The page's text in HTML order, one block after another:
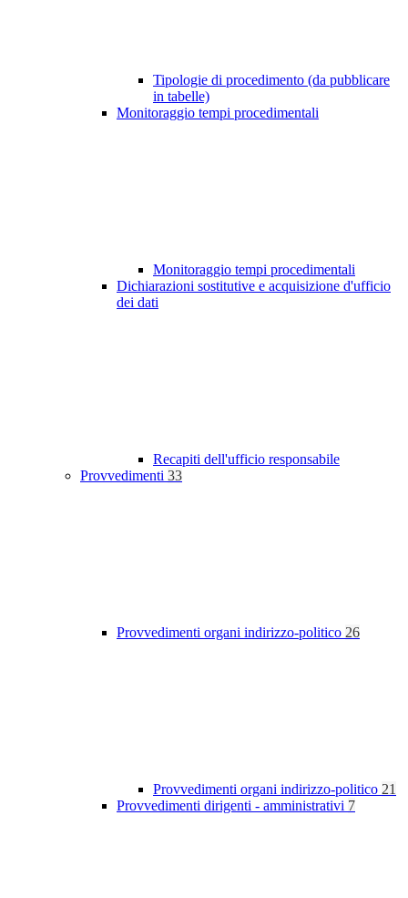
Tipologie di procedimento (da pubblicare
in tabelle)
Monitoraggio tempi procedimentali
Monitoraggio tempi procedimentali
Dichiarazioni sostitutive e acquisizione d'ufficio
dei dati
Recapiti dell'ufficio responsabile
Provvedimenti 33
Provvedimenti organi indirizzo-politico 26
Provvedimenti organi indirizzo-politico 21
Provvedimenti dirigenti - amministrativi 7